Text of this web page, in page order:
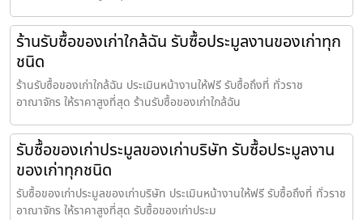
ร้านรับซื้อของเก่าใกล้ฉัน รับซื้อประมูลงานของเก่าทุก
ชนิด
ร้านรับซื้อของเก่าใกล้ฉัน ประเมินหน้างานให้ฟรี รับซื้อถึงที่ ทั่วราช
อาณาจักร ให้ราคาสูงที่สุด ร้านรับซื้อของเก่าใกล้ฉัน
รับซื้อของเก่าประมูลของเก่าบริษัท รับซื้อประมูลงาน
ของเก่าทุกชนิด
รับซื้อของเก่าประมูลของเก่าบริษัท ประเมินหน้างานให้ฟรี รับซื้อถึงที่ ทั่วราช
อาณาจักร ให้ราคาสูงที่สุด รับซื้อของเก่าประม